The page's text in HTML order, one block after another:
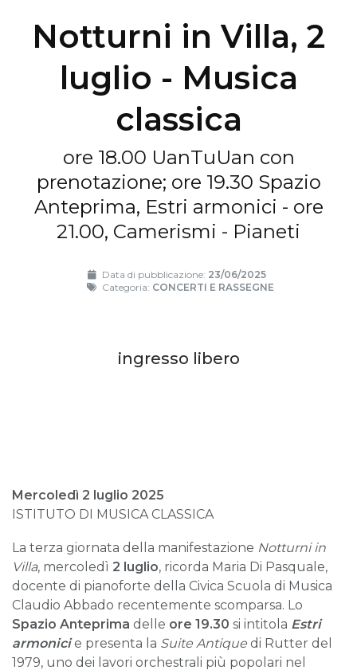
Notturni in Villa, 2
luglio - Musica
classica
ore 18.00 UanTuUan con
prenotazione; ore 19.30 Spazio
Anteprima, Estri armonici - ore
21.00, Camerismi - Pianeti
Data di pubblicazione: 23/06/2025
Categoria: CONCERTI E RASSEGNE
ingresso libero
Mercoledì 2 luglio 2025
ISTITUTO DI MUSICA CLASSICA
La terza giornata della manifestazione Notturni in
Villa, mercoledì 2 luglio, ricorda Maria Di Pasquale,
docente di pianoforte della Civica Scuola di Musica
Claudio Abbado recentemente scomparsa. Lo
Spazio Anteprima delle ore 19.30 si intitola Estri
armonicie presenta la Suite Antique di Rutter del
1979, uno dei lavori orchestrali più popolari nel